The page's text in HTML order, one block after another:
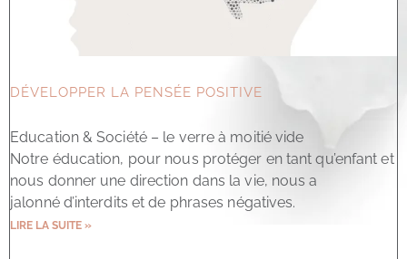
DÉVELOPPER LA PENSÉE POSITIVE
Education & Société – le verre à moitié vide
Notre éducation, pour nous protéger en tant qu’enfant et
nous donner une direction dans la vie, nous a
jalonné d’interdits et de phrases négatives.
LIRE LA SUITE »